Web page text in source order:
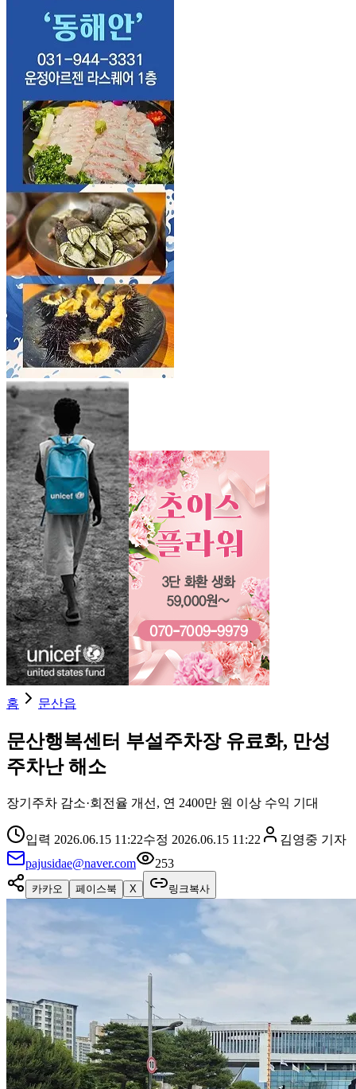
홈 문산읍
문산행복센터 부설주차장 유료화, 만성
주차난 해소
장기주차 감소·회전율 개선, 연 2400만 원 이상 수익 기대
입력 2026.06.15 11:22수정 2026.06.15 11:22 김영중 기자
pajusidae@naver.com
253
카카오 페이스북 X 링크복사